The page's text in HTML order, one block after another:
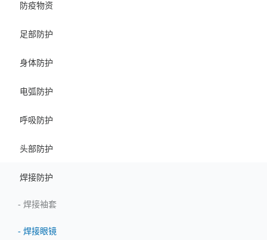
防疫物资
足部防护
身体防护
电弧防护
呼吸防护
头部防护
焊接防护
- 焊接袖套
- 焊接眼镜